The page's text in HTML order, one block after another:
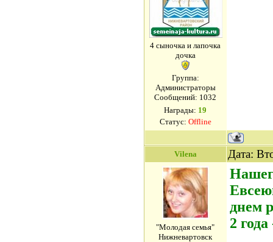
4 сыночка и лапочка
дочка
Группа:
Администраторы
Сообщений: 1032
Награды: 19
Статус: Offline
Vilena Дата:
"Молодая семья"
Нижневартовск
днем
2